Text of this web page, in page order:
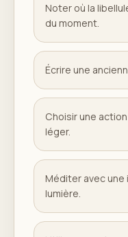
Noter où la
du moment.
Écrire une
Choisir une
léger.
Méditer avec une
lumière.